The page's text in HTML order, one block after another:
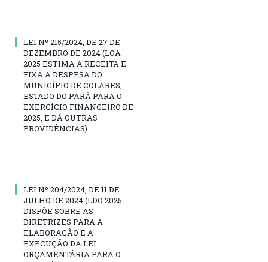
LEI Nº 215/2024, DE 27 DE
DEZEMBRO DE 2024 (LOA
2025 ESTIMA A RECEITA E
FIXA A DESPESA DO
MUNICÍPIO DE COLARES,
ESTADO DO PARÁ PARA O
EXERCÍCIO FINANCEIRO DE
2025, E DÁ OUTRAS
PROVIDÊNCIAS)
LEI Nº 204/2024, DE 11 DE
JULHO DE 2024 (LDO 2025
DISPÕE SOBRE AS
DIRETRIZES PARA A
ELABORAÇÃO E A
EXECUÇÃO DA LEI
ORÇAMENTÁRIA PARA O